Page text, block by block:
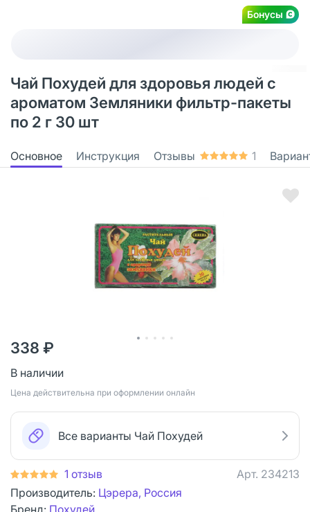
Бонусы
Чай Похудей для здоровья людей с
ароматом Земляники фильтр-пакеты
по 2 г 30 шт
Основное Инструкция Отзывы 1
338 ₽
В наличии
Цена действительна при оформлении онлайн
Все варианты Чай Похудей
1 отзыв Арт. 234213
Производитель: Цэрера, Россия
Бренд: Похудей